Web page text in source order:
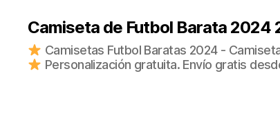
Camiseta de Futbol Barata 2024
Camisetas Futbol Baratas 2024 -
Personalización gratuita. Envío gratis